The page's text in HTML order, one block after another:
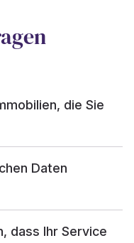
die Sie
Daten
dass Ihr Service